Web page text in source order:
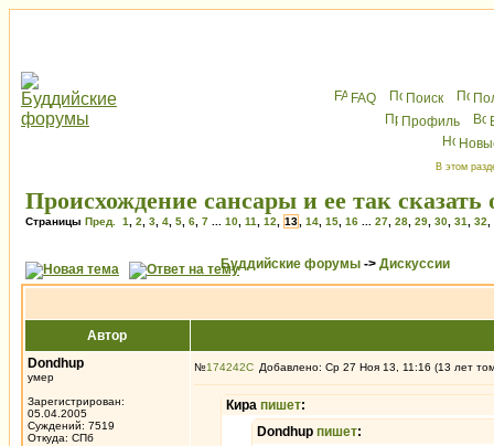
FAQ Поиск
Профиль
В этом
Происхождение сансары и ее так сказать
Страницы Пред. 1 2 3 4 5 6 7 10 11 12 13 14 15 16 27 28 29 30 31 32
Буддийские форумы -> Дискуссии
Автор
Dondhup
умер
Зарегистрирован:
05.04.2005
Суждений: 7519
Откуда: СПб
№174242 Добавлено: Ср 27 Ноя 13, 11:16 (13 лет
Кира пишет:
Dondhup пишет: